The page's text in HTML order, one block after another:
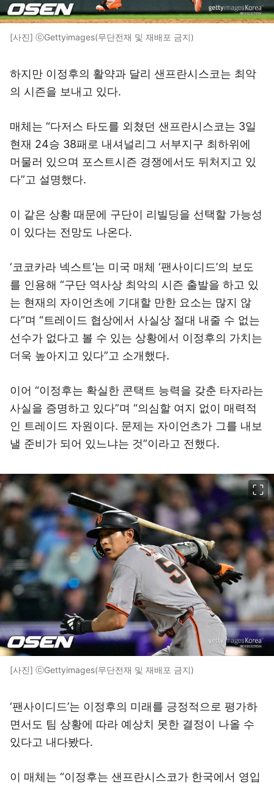
[사진] ⓒGettyimages(무단전재 및 재배포 금지)
하지만 이정후의 활약과 달리 샌프란시스코는 최악
의 시즌을 보내고 있다.
매체는 “다저스 타도를 외쳤던 샌프란시스코는 3일
현재 24승 38패로 내셔널리그 서부지구 최하위에
머물러 있으며 포스트시즌 경쟁에서도 뒤처지고 있
다”고 설명했다.
이 같은 상황 때문에 구단이 리빌딩을 선택할 가능성
이 있다는 전망도 나온다.
‘코코카라 넥스트’는 미국 매체 ‘팬사이디드’의 보도
를 인용해 “구단 역사상 최악의 시즌 출발을 하고 있
는 현재의 자이언츠에 기대할 만한 요소는 많지 않
다”며 “트레이드 협상에서 사실상 절대 내줄 수 없는
선수가 없다고 볼 수 있는 상황에서 이정후의 가치는
더욱 높아지고 있다”고 소개했다.
이어 “이정후는 확실한 콘택트 능력을 갖춘 타자라는
사실을 증명하고 있다”며 “의심할 여지 없이 매력적
인 트레이드 자원이다. 문제는 자이언츠가 그를 내보
낼 준비가 되어 있느냐는 것”이라고 전했다.
[사진] ⓒGettyimages(무단전재 및 재배포 금지)
‘팬사이디드’는 이정후의 미래를 긍정적으로 평가하
면서도 팀 상황에 따라 예상치 못한 결정이 나올 수
있다고 내다봤다.
이 매체는 “이정후는 샌프란시스코가 한국에서 영입